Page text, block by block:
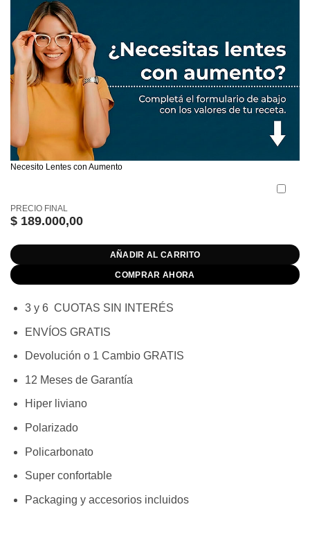
Necesito Lentes con Aumento
PRECIO FINAL
$ 189.000,00
AÑADIR AL CARRITO
COMPRAR AHORA
3 y 6 CUOTAS SIN INTERÉS
ENVÍOS GRATIS
Devolución o 1 Cambio GRATIS
12 Meses de Garantía
Hiper liviano
Polarizado
Policarbonato
Super confortable
Packaging y accesorios incluidos